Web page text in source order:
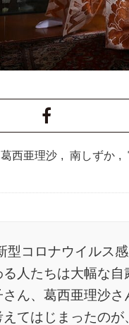
葛西亜理沙 , 南しずか ,
型コロナウイルス
人たちは大幅な
さん、葛西亜理沙
てはじまったの